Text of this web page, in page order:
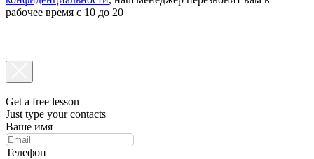
рабочее время с 10 до 20
Get a free lesson
Just type your contacts
Ваше имя
Телефон